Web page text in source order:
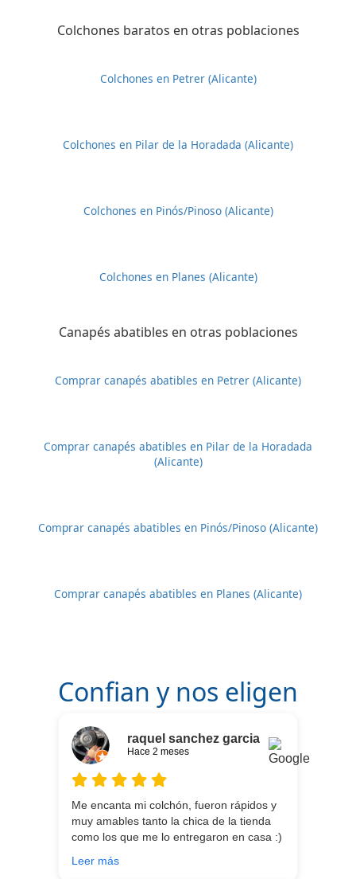
Colchones baratos en otras poblaciones
Colchones en Petrer (Alicante)
Colchones en Pilar de la Horadada (Alicante)
Colchones en Pinós/Pinoso (Alicante)
Colchones en Planes (Alicante)
Canapés abatibles en otras poblaciones
Comprar canapés abatibles en Petrer (Alicante)
Comprar canapés abatibles en Pilar de la Horadada
(Alicante)
Comprar canapés abatibles en Pinós/Pinoso (Alicante)
Comprar canapés abatibles en Planes (Alicante)
Confian y nos eligen
raquel sanchez garcia
Hace 2 meses
Me encanta mi colchón, fueron rápidos y
muy amables tanto la chica de la tienda
como los que me lo entregaron en casa :)
meses después:) son todos un encanto y
Leer más